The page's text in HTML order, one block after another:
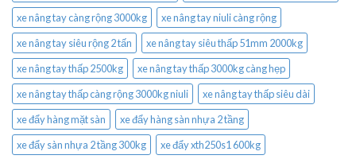
xe nâng tay càng rộng 3000kg
xe nâng tay niuli càng rộng
xe nâng tay siêu rộng 2 tấn
xe nâng tay siêu thấp 51mm 2000kg
xe nâng tay thấp 2500kg
xe nâng tay thấp 3000kg càng hẹp
xe nâng tay thấp càng rộng 3000kg niuli
xe nâng tay thấp siêu dài
xe đẩy hàng mặt sàn
xe đẩy hàng sàn nhựa 2 tầng
xe đẩy sàn nhựa 2 tầng 300kg
xe đẩy xth250s1 600kg